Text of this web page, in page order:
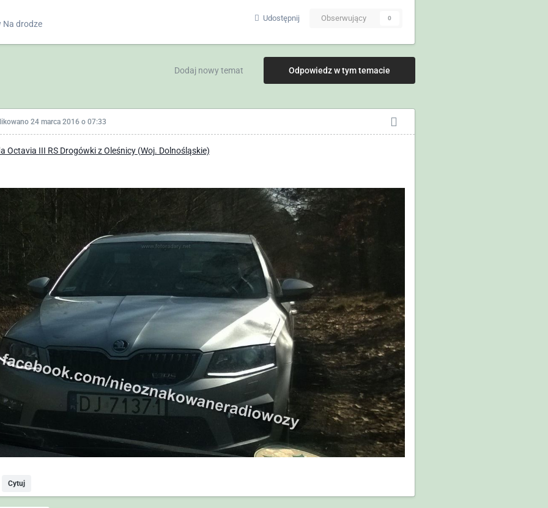
Na drodze
Udostępnij Obserwujący 0
Odpowiedz w tym temacie
Dodaj nowy temat
24 marca 2016 o 07:33
Octavia III RS Drogówki z Oleśnicy (Woj. Dolnośląskie)
Cytuj